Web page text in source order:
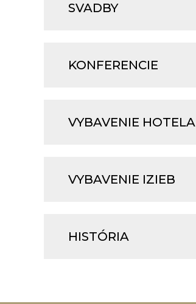
SVADBY
KONFERENCIE
VYBAVENIE HOTELA
VYBAVENIE IZIEB
HISTÓRIA